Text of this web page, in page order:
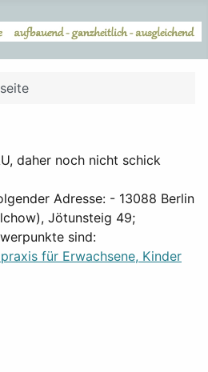
daher noch nicht schick
Adresse: - 13088 Berlin
Jötunsteig 49;
sind:
für Erwachsene, Kinder